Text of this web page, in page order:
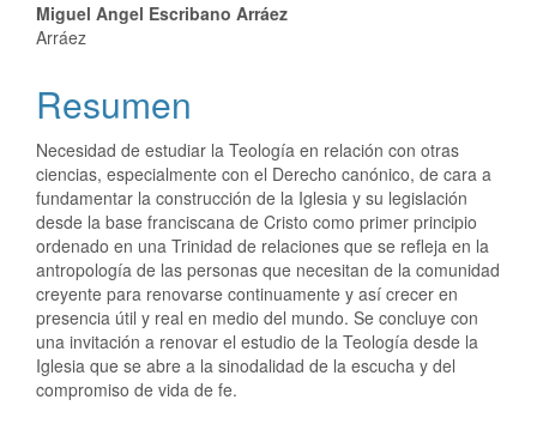
Miguel Angel Escribano Arráez
Arráez
Resumen
Necesidad de estudiar la Teología en relación con otras
ciencias, especialmente con el Derecho canónico, de cara a
fundamentar la construcción de la Iglesia y su legislación
desde la base franciscana de Cristo como primer principio
ordenado en una Trinidad de relaciones que se refleja en la
antropología de las personas que necesitan de la comunidad
creyente para renovarse continuamente y así crecer en
presencia útil y real en medio del mundo. Se concluye con
una invitación a renovar el estudio de la Teología desde la
Iglesia que se abre a la sinodalidad de la escucha y del
compromiso de vida de fe.